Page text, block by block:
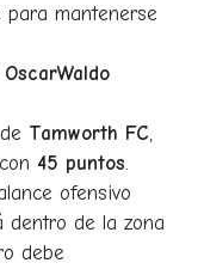
para mantenerse
Tamworth FC,
45 puntos.
ofensivo
dentro de la zona
debe